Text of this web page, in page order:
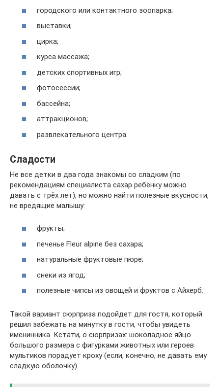
городского или контактного зоопарка;
выставки;
цирка;
курса массажа;
детских спортивных игр;
фотосессии;
бассейна;
аттракционов;
развлекательного центра.
Сладости
Не все детки в два года знакомы со сладким (по
рекомендациям специалиста сахар ребёнку можно
давать с трёх лет), но можно найти полезные вкусности,
не вредящие малышу:
фрукты;
печенье Fleur alpine без сахара;
натуральные фруктовые пюре;
снеки из ягод;
полезные чипсы из овощей и фруктов с Айхерб.
Такой вариант сюрприза подойдет для гостя, который
решил забежать на минутку в гости, чтобы увидеть
именинника. Кстати, о сюрпризах: шоколадное яйцо
большого размера с фигурками животных или героев
мультиков порадует кроху (если, конечно, не давать ему
сладкую оболочку).